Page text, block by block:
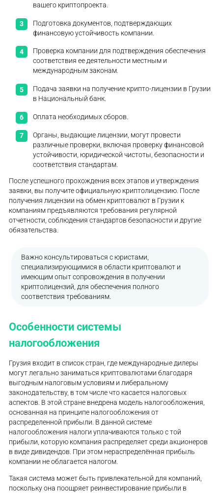
вашего криптопроекта.
Подготовка документов, подтверждающих
финансовую устойчивость компании.
Проверка компании для подтверждения обеспечения
соответствия ее деятельности местным и
международным законам.
Подача заявки на получение крипто-лицензии в Грузии
в Национальный банк.
Оплата необходимых сборов.
Органы, выдающие лицензии, могут провести
различные проверки, включая проверку финансовой
устойчивости, юридической чистоты, безопасности и
соответствия стандартам.
После успешного прохождения всех этапов и утверждения
заявки, вы получите официальную криптолицензию. После
получения лицензии на обмен криптовалют в Грузии к
компаниям предъявляются требования регулярной
отчетности, соблюдения стандартов безопасности и другие
обязательства.
Важно консультироваться с юристами,
специализирующимися в области криптовалют и
имеющим опыт сопровождения в получении
криптолицензий, для обеспечения полного
соответствия требованиям.
Особенности системы
налогообложения
Грузия входит в список стран, где международные дилеры
могут легально заниматься криптовалютами благодаря
выгодным налоговым условиям и либеральному
законодательству, в том числе что касается налоговых
аспектов. В этой стране внедрена модель налогообложения,
основанная на принципе налогообложения от
распределенной прибыли. В данной системе
налогообложения налоги уплачиваются только с той
прибыли, которую компания распределяет среди акционеров
в виде дивидендов. При этом нераспределённая прибыль
компании не облагается налогом.
Такая система может быть привлекательной для компаний,
поскольку она поощряет реинвестирование прибыли в